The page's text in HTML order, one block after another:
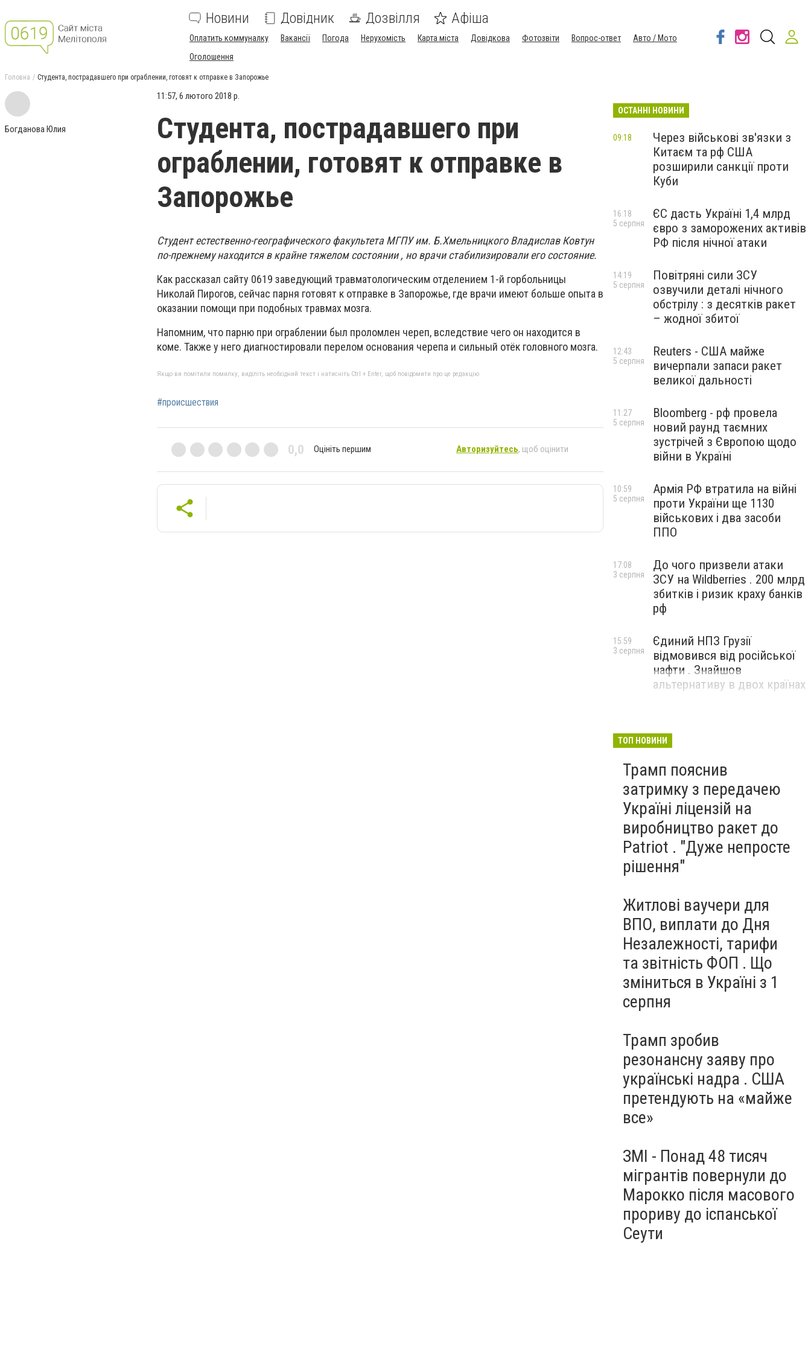
Новини Довідник Дозвілля Афіша
Оплатить коммуналку Вакансії Погода Нерухомість Карта міста Довідкова Фотозвіти Вопрос-ответ
Авто / Мото
Оголошення
Головна Студента, пострадавшего при ограблении, готовят к отправке в Запорожье
Богданова Юлия
11:57, 6 лютого 2018 р.
Студента, пострадавшего при
ограблении, готовят к отправке в
Запорожье
Студент естественно-географического факультета МГПУ им. Б.Хмельницкого Владислав Ковтун
по-прежнему находится в крайне тяжелом состоянии , но врачи стабилизировали его состояние.
Как рассказал сайту 0619 заведующий травматологическим отделением 1-й горбольницы
Николай Пирогов, сейчас парня готовят к отправке в Запорожье, где врачи имеют больше опыта в
оказании помощи при подобных травмах мозга.
Напомним, что парню при ограблении был проломлен череп, вследствие чего он находится в
коме. Также у него диагностировали перелом основания черепа и сильный отёк головного мозга.
Якщо ви помітили помилку, виділіть необхідний текст і натисніть Ctrl + Enter, щоб повідомити про це редакцію
#происшествия
0,0 Оцініть першим Авторизуйтесь, щоб оцінити
ОСТАННІ НОВИНИ
Через військові зв'язки з
Китаєм та рф США
розширили санкції проти
Куби
09:18
ЄС дасть Україні 1,4 млрд
євро з заморожених активів
РФ після нічної атаки
16:18
5 серпня
Повітряні сили ЗСУ
озвучили деталі нічного
обстрілу : з десятків ракет
– жодної збитої
14:19
5 серпня
Reuters - США майже
вичерпали запаси ракет
великої дальності
12:43
5 серпня
Bloomberg - рф провела
новий раунд таємних
зустрічей з Європою щодо
війни в Україні
11:27
5 серпня
Армія РФ втратила на війні
проти України ще 1130
військових і два засоби
ППО
10:59
5 серпня
До чого призвели атаки
ЗСУ на Wildberries . 200 млрд
збитків і ризик краху банків
рф
17:08
3 серпня
Єдиний НПЗ Грузії
відмовився від російської
нафти . Знайшов
альтернативу в двох країнах
15:59
3 серпня
ТОП НОВИНИ
Трамп пояснив
затримку з передачею
Україні ліцензій на
виробництво ракет до
Patriot . "Дуже непросте
рішення"
Житлові ваучери для
ВПО, виплати до Дня
Незалежності, тарифи
та звітність ФОП . Що
зміниться в Україні з 1
серпня
Трамп зробив
резонансну заяву про
українські надра . США
претендують на «майже
все»
ЗМІ - Понад 48 тисяч
мігрантів повернули до
Марокко після масового
прориву до іспанської
Сеути